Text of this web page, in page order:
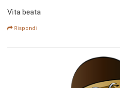
Vita beata
Rispondi